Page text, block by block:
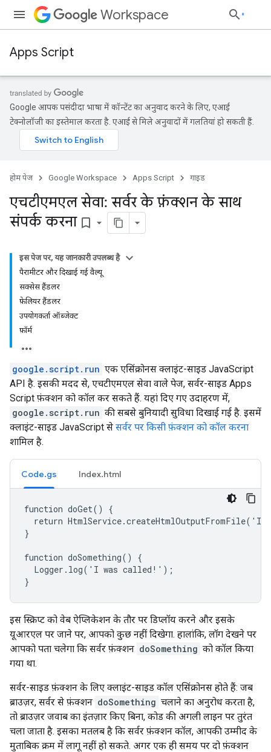
Workspace
Apps Script
Google आपकी पसंदीदा भाषा में कॉन्टेंट का अनुवाद करने के लिए, एआई
टेक्नोलॉजी का इस्तेमाल करता है. एआई से मिले अनुवादों में गलतियां हो सकती हैं.
होम पेज Google Workspace Apps Script गाइड
एचटीएमएल सेवा: सर्वर के फ़ंक्शन के साथ
संपर्क करना bookmark_border
इस पेज पर, यह जानकारी उपलब्ध है
पैरामीटर और दिखाई गई वैल्यू
सक्सेस हैंडलर
फ़ेलियर हैंडलर
उपयोगकर्ता ऑब्जेक्ट
फ़ॉर्म
google.script.run एक एसिंक्रोनस क्लाइंट-साइड JavaScript
API है. इसकी मदद से, एचटीएमएल सेवा वाले पेज, सर्वर-साइड Apps
Script फ़ंक्शन को कॉल कर सकते हैं. यहां दिए गए उदाहरण में,
google.script.run की सबसे बुनियादी सुविधा दिखाई गई है. इसमें
क्लाइंट-साइड JavaScript से सर्वर पर किसी फ़ंक्शन को कॉल करना
शामिल है.
Code.gs Index.html
function doGet() {
return
}
function doSomething() {
  Logger.log('I was called!');
}
इस स्क्रिप्ट को वेब ऐप्लिकेशन के तौर पर डिप्लॉय करने और इसके
यूआरएल पर जाने पर, आपको कुछ नहीं दिखेगा. हालांकि, लॉग देखने पर
आपको पता चलेगा कि सर्वर फ़ंक्शन doSomething को कॉल किया
गया था.
सर्वर-साइड फ़ंक्शन के लिए क्लाइंट-साइड कॉल एसिंक्रोनस होते हैं: जब
ब्राउज़र, सर्वर से फ़ंक्शन doSomething चलाने का अनुरोध करता है,
तो ब्राउज़र जवाब का इंतज़ार किए बिना, कोड की अगली लाइन पर तुरंत
चला जाता है. इसका मतलब है कि सर्वर फ़ंक्शन कॉल, आपकी उम्मीद के
मुताबिक क्रम में लागू नहीं हो सकते. अगर एक ही समय पर दो फ़ंक्शन